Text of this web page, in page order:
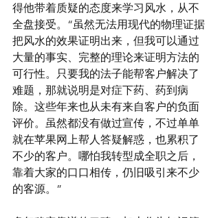
得他带着质疑的态度来学习风水，从不
全盘接受。“虽然无法用现代的物理证据
把风水的效果证明出来，但我可以通过
大量的事实、完整的理论来证明方法的
可行性。只要我的法子能帮客户解决了
难题，那就说明是对症下药、药到病
除。这些年来也从未有来自客户的负面
评价。虽然都没有做过宣传，不过单单
就在苹果网上帮人答疑解惑，也累积了
不少的客户。哪怕我转型成全职之后，
靠着大家的口口相传，仍旧吸引来不少
的客源。”